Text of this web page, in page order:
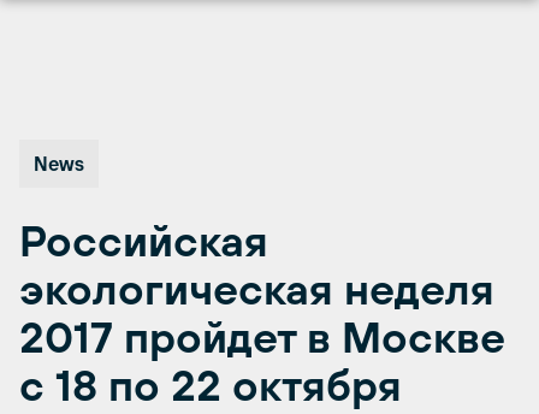
News
Российская
экологическая неделя
2017 пройдет в Москве
с 18 по 22 октября